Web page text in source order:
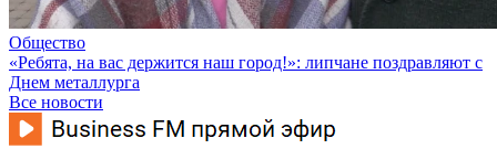
Общество
«Ребята, на вас держится наш город!»: липчане поздравляют с
Днем металлурга
Все новости